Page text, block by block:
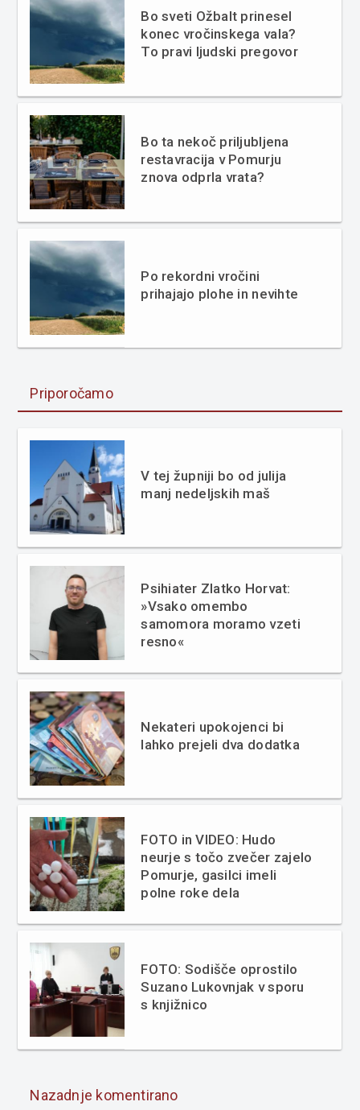
Bo sveti Ožbalt prinesel
konec vročinskega vala?
To pravi ljudski pregovor
Bo ta nekoč priljubljena
restavracija v Pomurju
znova odprla vrata?
Po rekordni vročini
prihajajo plohe in nevihte
Priporočamo
V tej župniji bo od julija
manj nedeljskih maš
Psihiater Zlatko Horvat:
»Vsako omembo
samomora moramo vzeti
resno«
Nekateri upokojenci bi
lahko prejeli dva dodatka
FOTO in VIDEO: Hudo
neurje s točo zvečer zajelo
Pomurje, gasilci imeli
polne roke dela
FOTO: Sodišče oprostilo
Suzano Lukovnjak v sporu
s knjižnico
Nazadnje komentirano